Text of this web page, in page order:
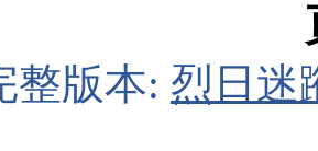
整版本: 烈日迷